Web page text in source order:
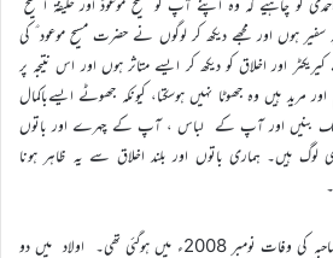
سفیر ہوں اور مجھے دیکھ کر لوگوں نے حضرت مسیح موعود ؑ کی
اور اخلاق کو دیکھ کر ایسے متاثر ہوں اور اس نتیجہ پر
مرید ہیں وہ جھوٹا نہیں ہوسکتا، کیونکہ جھوٹے ایسےباکمال
رشک بنیں اور آپ کے لباس ، آپ کے چہرے اور باتوں
لوگ ہیں۔ ہماری باتوں اور بلند اخلاق سے یہ ظاہر ہونا
آپ کی اہلیہ محترمہ عالم بی بی صاحبہ کی وفات نومبر 2008ء میں ہوگئی تھی۔ اولاد میں دو